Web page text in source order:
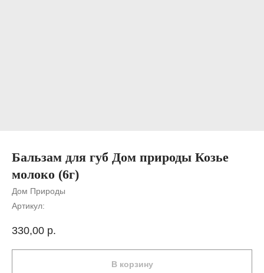
Бальзам для губ Дом природы Козье
молоко (6г)
Дом Природы
Артикул:
330,00 р.
В корзину